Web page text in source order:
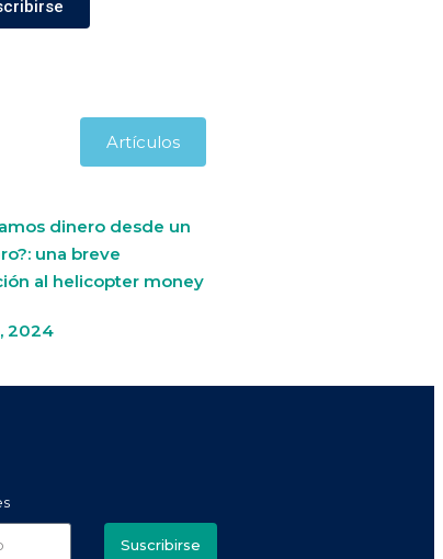
Artículos
dinero desde un
una breve
al helicopter money
2024
Suscribirse